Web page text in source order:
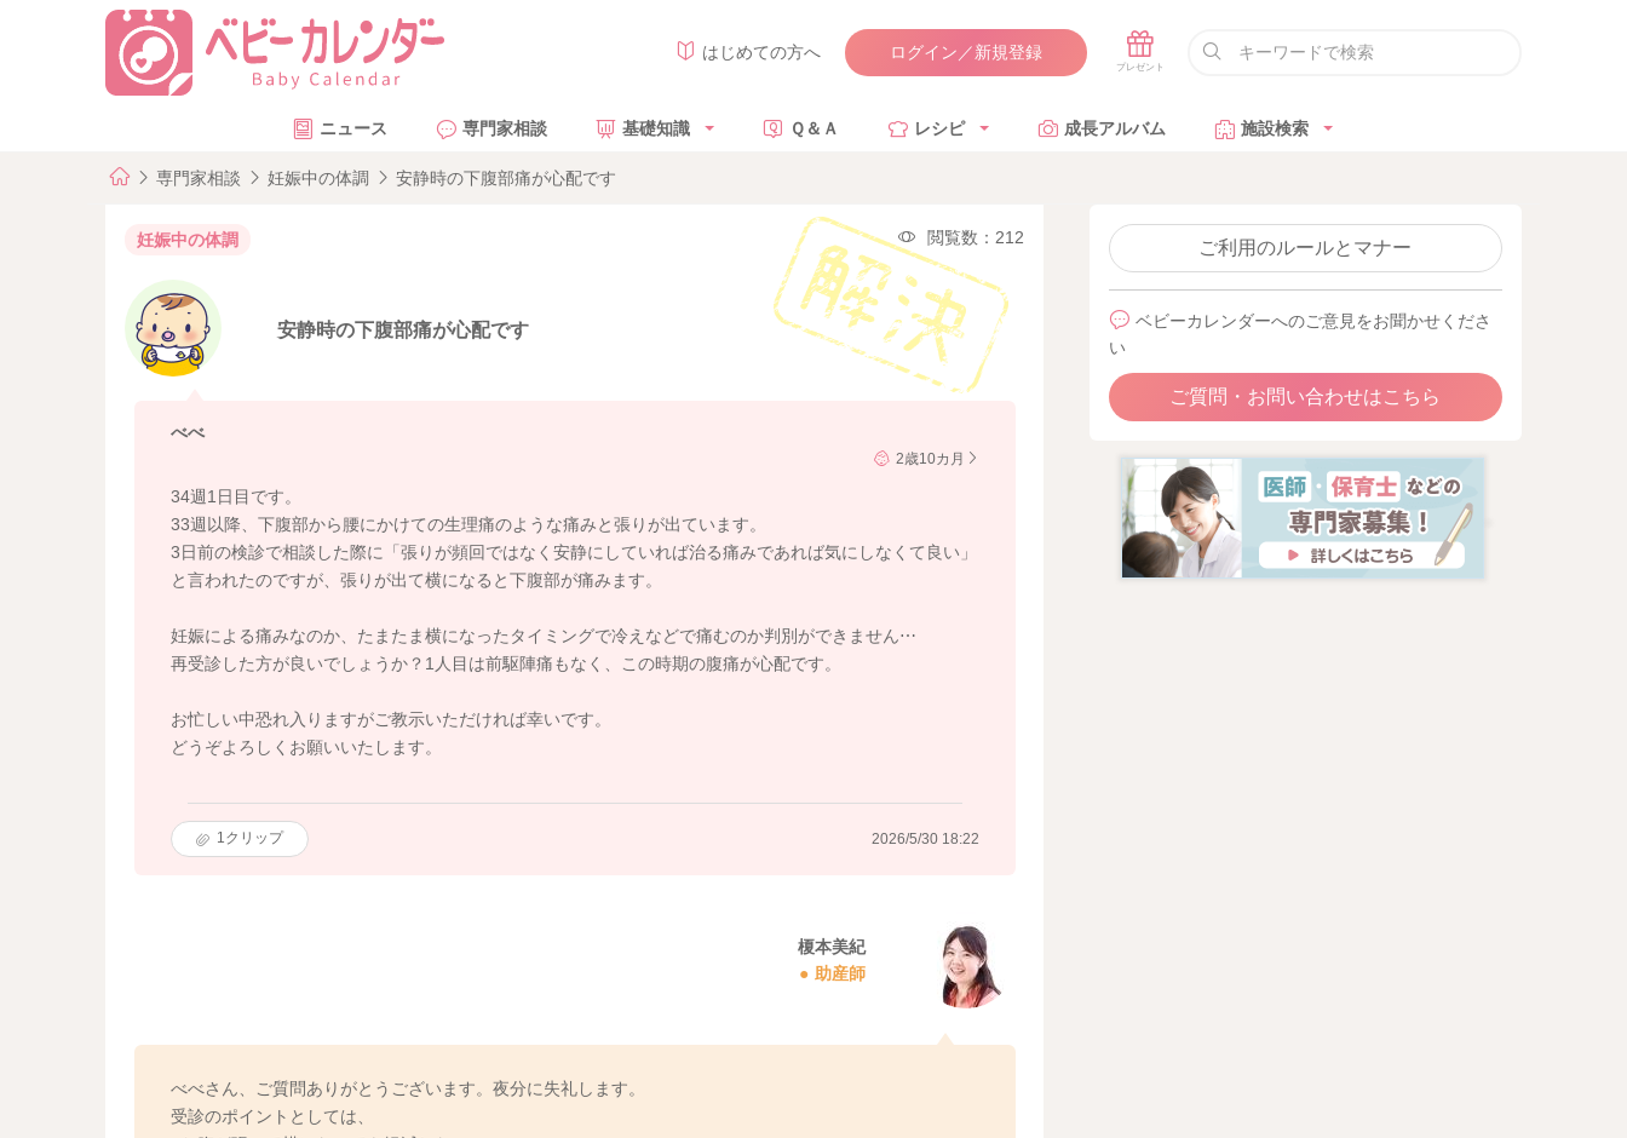
はじめての方へ ログイン／新規登録
ニュース 専門家相談 基礎知識 Ｑ＆Ａ レシピ 成長アルバム 施設検索
専門家相談 妊娠中の体調 安静時の下腹部痛が心配です
妊娠中の体調 閲覧数：212
安静時の下腹部痛が心配です
べべ
2歳10カ月
34週1日目です。
33週以降、下腹部から腰にかけての生理痛のような痛みと張りが出ています。
3日前の検診で相談した際に「張りが頻回ではなく安静にしていれば治る痛みであれば気にしなくて良い」
と言われたのですが、張りが出て横になると下腹部が痛みます。
妊娠による痛みなのか、たまたま横になったタイミングで冷えなどで痛むのか判別ができません⋯
再受診した方が良いでしょうか？1人目は前駆陣痛もなく、この時期の腹痛が心配です。
お忙しい中恐れ入りますがご教示いただければ幸いです。
どうぞよろしくお願いいたします。
1クリップ 2026/5/30 18:22
榎本美紀
助産師
べべさん、ご質問ありがとうございます。夜分に失礼します。
受診のポイントとしては、
ご利用のルールとマナー
ベビーカレンダーへのご意見をお聞かせくださ
い
ご質問・お問い合わせはこちら